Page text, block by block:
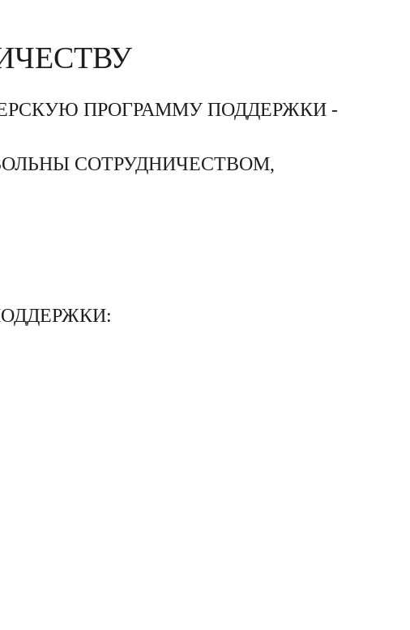
ПРОГРАММУ ПОДДЕРЖКИ -
СОТРУДНИЧЕСТВОМ,